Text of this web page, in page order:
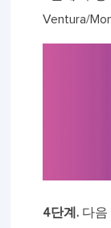
Ventura/
4단계. 다음